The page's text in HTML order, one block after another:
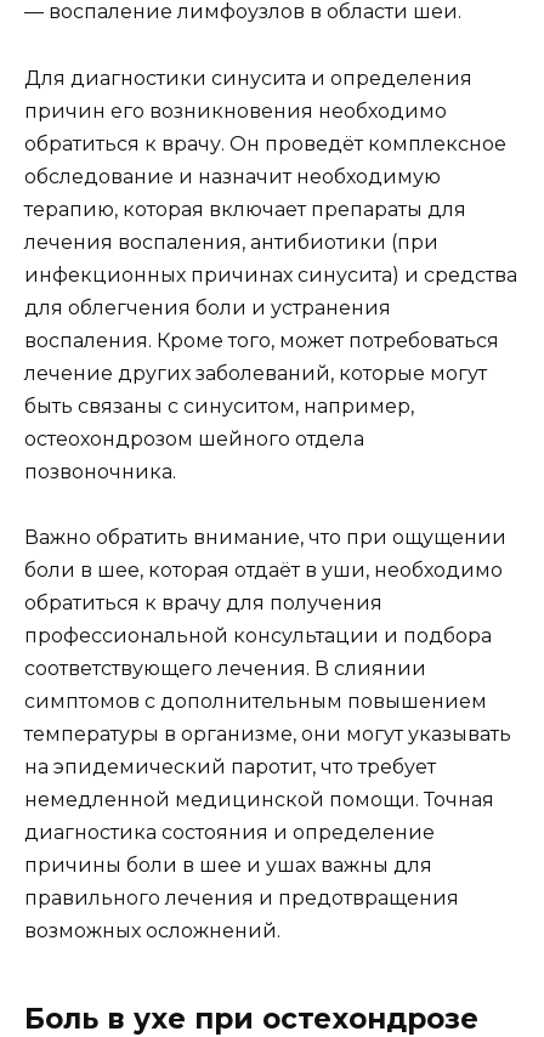
— воспаление лимфоузлов в области шеи.
Для диагностики синусита и определения
причин его возникновения необходимо
обратиться к врачу. Он проведёт комплексное
обследование и назначит необходимую
терапию, которая включает препараты для
лечения воспаления, антибиотики (при
инфекционных причинах синусита) и средства
для облегчения боли и устранения
воспаления. Кроме того, может потребоваться
лечение других заболеваний, которые могут
быть связаны с синуситом, например,
остеохондрозом шейного отдела
позвоночника.
Важно обратить внимание, что при ощущении
боли в шее, которая отдаёт в уши, необходимо
обратиться к врачу для получения
профессиональной консультации и подбора
соответствующего лечения. В слиянии
симптомов с дополнительным повышением
температуры в организме, они могут указывать
на эпидемический паротит, что требует
немедленной медицинской помощи. Точная
диагностика состояния и определение
причины боли в шее и ушах важны для
правильного лечения и предотвращения
возможных осложнений.
Боль в ухе при остехондрозе